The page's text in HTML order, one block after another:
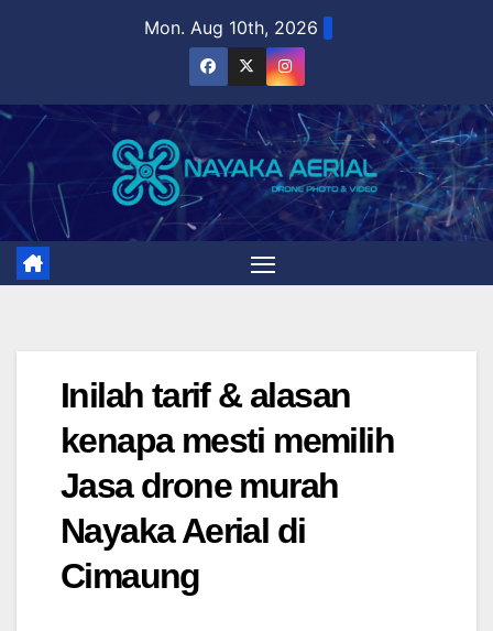
Mon. Aug 10th, 2026
Inilah tarif & alasan
kenapa mesti memilih
Jasa drone murah
Nayaka Aerial di
Cimaung